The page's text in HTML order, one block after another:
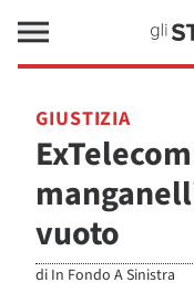
GIUSTIZIA
vuoto
di In Fondo A Sinistra